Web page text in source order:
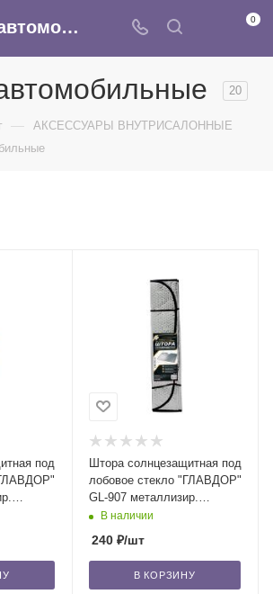
Шторки автомобильные - купить оптом в интернет-магазине Армина 0
20
— АКСЕССУАРЫ ВНУТРИСАЛОННЫЕ
под
Штора солнцезащитная под
лобовое стекло "ГЛАВДОР"
GL-907 металлизир.
фольга, серебро, 150х70
В наличии
240₽/шт
В КОРЗИНУ